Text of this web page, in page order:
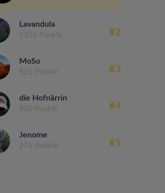
Lavandula
1325 Punkte #2
MoSo
825 Punkte #3
die Hofnärrin
800 Punkte #4
Jenome
275 Punkte #5